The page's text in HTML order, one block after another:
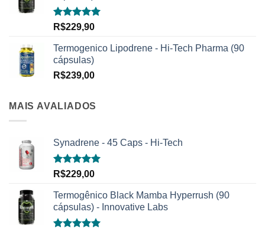
Avaliação
R$229,90
Termogenico Lipodrene - Hi-Tech Pharma (90
cápsulas)
R$239,00
MAIS AVALIADOS
Synadrene - 45 Caps - Hi-Tech
Avaliação
5.00
de 5
R$229,00
Termogênico Black Mamba Hyperrush (90
cápsulas) - Innovative Labs